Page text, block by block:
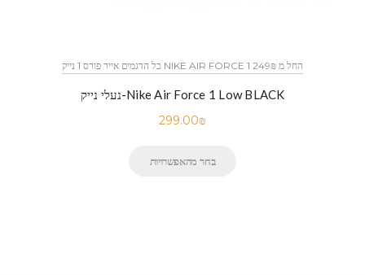
כל הדגמים אייר פורס 1 נייק NIKE AIR FORCE 1 החל מ 249₪
נעלי נייק-Nike Air Force 1 Low BLACK
299.00₪
בחר מהאפשרויות